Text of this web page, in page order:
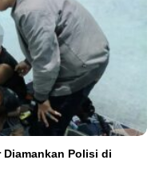
Diamankan Polisi di